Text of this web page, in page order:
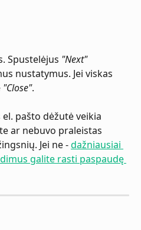
Spustelėjus "Next"
nustatymus. Jei viskas
"Close".
pašto dėžutė veikia
ar nebuvo praleistas
Jei ne - dažniausiai
galite rasti paspaudę